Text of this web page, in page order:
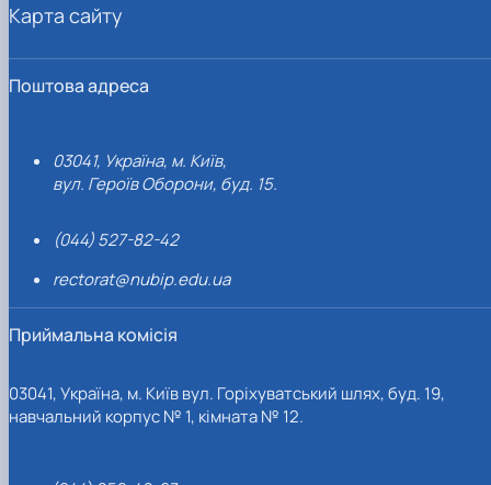
Поштова адреса
03041, Україна, м. Київ,
вул. Героїв Оборони, буд. 15.
(044) 527-82-42
rectorat@nubip.edu.ua
Приймальна комісія
03041, Україна, м. Київ вул. Горіхуватський шлях, буд. 19,
навчальний корпус № 1, кімната № 12.
Карта сайту